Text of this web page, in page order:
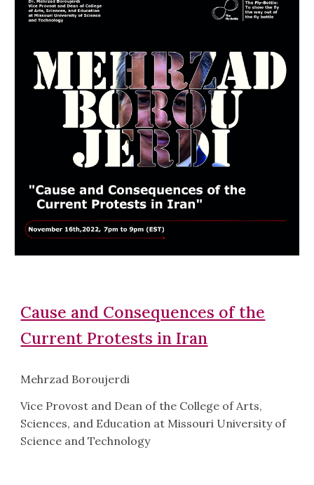
Cause and Consequences of the
Current Protests in Iran
Mehrzad Boroujerdi
Vice Provost and Dean of the College of Arts,
Sciences, and Education at Missouri University of
Science and Technology